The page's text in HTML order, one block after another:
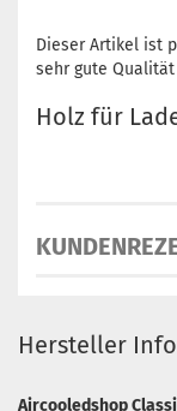
Dieser Artikel ist
sehr gute Qualität
Holz für
Hersteller
Aircooledshop